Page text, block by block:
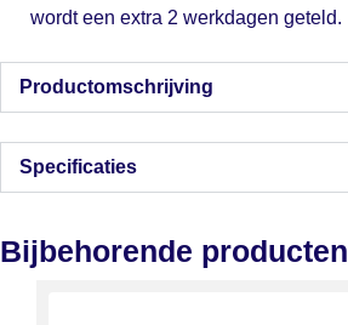
wordt een extra 2 werkdagen geteld.
Productomschrijving
Specificaties
Bijbehorende producten